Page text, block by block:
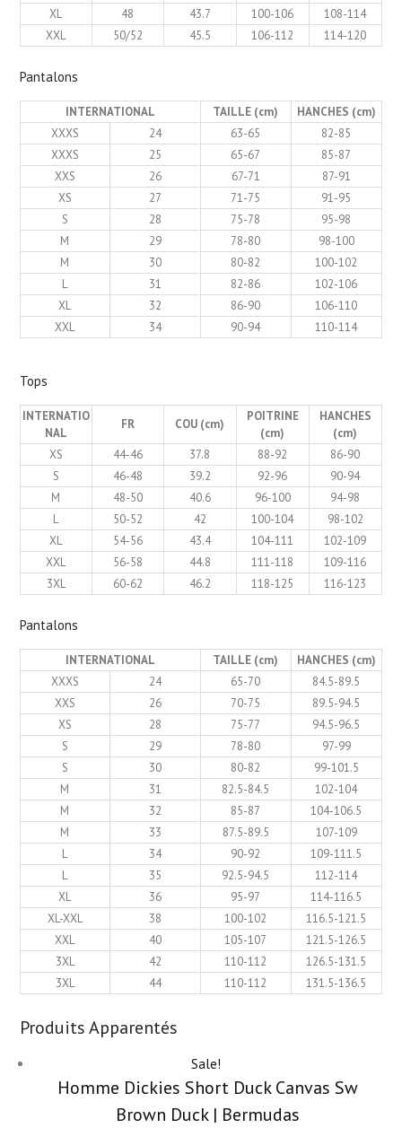
XL
48 43.7 100-106
108-114
XXL
50/52 45.5 106-112 114-120
Pantalons
INTERNATIONAL TAILLE (cm)
HANCHES (cm)
XXXS
24 63-65
82-85
XXXS
25 65-67
85-87
XXS
26 67-71
87-91
XS
27 71-75
91-95
S
28 75-78
95-98
M
29 78-80
98-100
M
30 80-82
100-102
L
31 82-86
102-106
XL
32 86-90
106-110
XXL
34 90-94 110-114
Tops
INTERNATIO
NAL
FR COU (cm)
POITRINE
(cm)
HANCHES
(cm)
XS
44-46 37.8 88-92
86-90
S
46-48 39.2 92-96
90-94
M
48-50 40.6 96-100
94-98
L
50-52 42 100-104
98-102
XL
54-56 43.4 104-111
102-109
XXL
56-58 44.8 111-118
109-116
3XL
60-62 46.2 118-125 116-123
Pantalons
INTERNATIONAL TAILLE (cm)
HANCHES (cm)
XXXS
24 65-70
84.5-89.5
XXS
26 70-75
89.5-94.5
XS
28 75-77
94.5-96.5
S
29 78-80
97-99
S
30 80-82
99-101.5
M
31 82.5-84.5
102-104
M
32 85-87
104-106.5
M
33 87.5-89.5
107-109
L
34 90-92
109-111.5
L
35 92.5-94.5
112-114
XL
36 95-97
114-116.5
XL-XXL
38 100-102
116.5-121.5
XXL
40 105-107
121.5-126.5
3XL
42 110-112
126.5-131.5
3XL
44 110-112 131.5-136.5
Produits Apparentés
Sale!
Homme Dickies Short Duck Canvas Sw
Brown Duck | Bermudas